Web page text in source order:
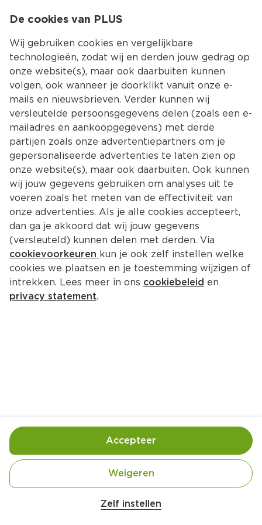
Kies jouw
Ingrediënten Bereiding
200 gram gedroogde abrikozen
Belangrijke veiligheidswaarschuwing
De cookies van PLUS
Wij gebruiken cookies en vergelijkbare
technologieën, zodat wij en derden jouw gedrag op
onze website(s), maar ook daarbuiten kunnen
volgen, ook wanneer je doorklikt vanuit onze e-
mails en nieuwsbrieven. Verder kunnen wij
versleutelde persoonsgegevens delen (zoals een e-
mailadres en aankoopgegevens) met derde
partijen zoals onze advertentiepartners om je
gepersonaliseerde advertenties te laten zien op
onze website(s), maar ook daarbuiten. Ook kunnen
wij jouw gegevens gebruiken om analyses uit te
voeren zoals het meten van de effectiviteit van
onze advertenties. Als je alle cookies accepteert,
dan ga je akkoord dat wij jouw gegevens
(versleuteld) kunnen delen met derden. Via
cookievoorkeuren kun je ook zelf instellen welke
cookies we plaatsen en je toestemming wijzigen of
intrekken. Lees meer in ons cookiebeleid en
privacy statement.
Zelf instellen
Weigeren
Accepteer